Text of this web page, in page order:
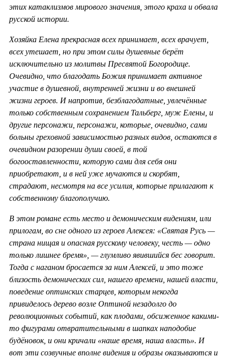
этих катаклизмов мирового значения, этого краха и обвала
русской истории.
Хозяйка Елена прекрасная всех принимает, всех врачует,
всех утешает, но при этом силы душевные берёт
исключительно из молитвы Пресвятой Богородице.
Очевидно, что благодать Божия принимает активное
участие в душевной, внутренней жизни и во внешней
жизни героев. И напротив, безблагодатные, увлечённые
только собственным сохранением Тальберг, муж Елены, и
другие персонажи, персонажи, которые, очевидно, сами
больны греховной зависимостью разных видов, остаются в
очевидном разорении души своей, в той
богооставленности, которую сами для себя они
приобретают, и в ней уже мучаются и скорбят,
страдают, несмотря на все усилия, которые прилагают к
собственному благополучию.
В этом романе есть место и демоническим видениям, или
прилогам, во сне одного из героев Алексея: «Святая Русь —
страна нищая и опасная русскому человеку, честь — одно
только лишнее бремя», — глумливо явившийся бес говорит.
Тогда с наганом бросается за ним Алексей, и это тоже
близость демонических сил, нашего времени, нашей власти,
поведение оптинских старцев, которым некогда
привиделось дерево возле Оптиной незадолго до
революционных событий, как плодами, обсиженное какими-
то фигурами отвратительными в шапках наподобие
будёновок, и они кричали «наше время, наша власть». И
вот эти созвучные вполне видения и образы оказываются и